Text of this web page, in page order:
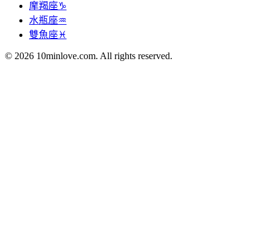
摩羯座♑
水瓶座♒
雙魚座♓
© 2026 10minlove.com. All rights reserved.